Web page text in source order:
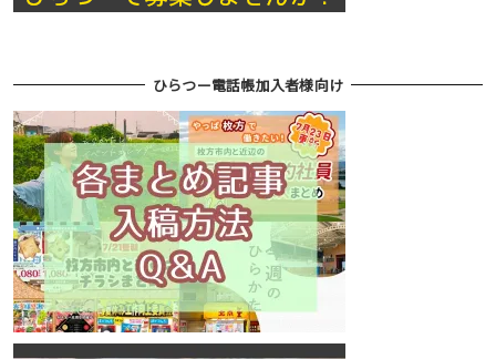
ひらつー電話帳加入者様向け